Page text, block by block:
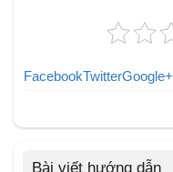
FacebookTwitterGoogle+
Bài viết hướng dẫn